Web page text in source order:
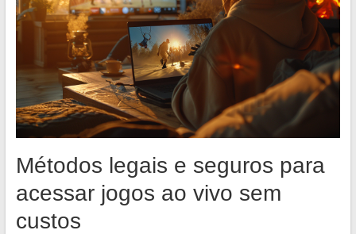
Métodos legais e seguros para
acessar jogos ao vivo sem
custos